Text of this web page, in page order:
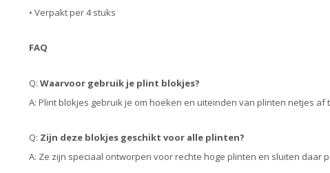
• Verpakt per 4 stuks
FAQ
Q: Waarvoor gebruik je plint blokjes?
A: Plint blokjes gebruik je om hoeken en uiteinden van plinten netjes
Q: Zijn deze blokjes geschikt voor alle plinten?
A: Ze zijn speciaal ontworpen voor rechte hoge plinten en sluiten daar